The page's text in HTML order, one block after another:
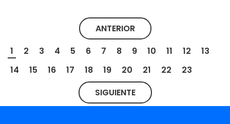
ANTERIOR
1
2 3 4 5 6 7 8 9 10 11 12
13
14
15 16 17 18 19 20 21 22
23
SIGUIENTE